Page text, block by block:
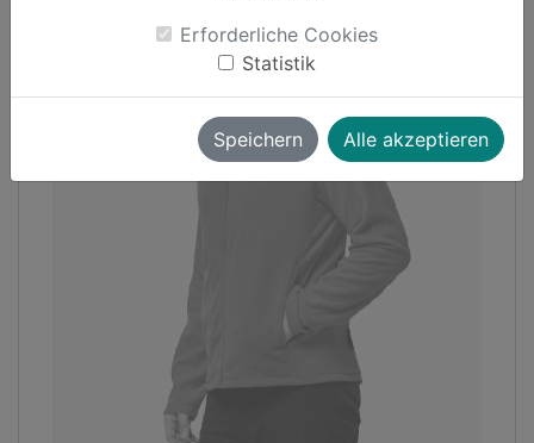
Erforderliche Cookies
Statistik
Speichern Alle akzeptieren